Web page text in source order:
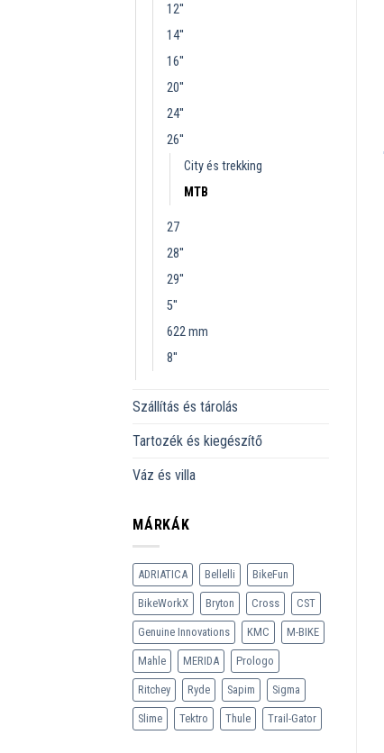
12''
14''
16''
20''
24''
26''
City és trekking
MTB
27
28''
29''
5''
622 mm
8''
Szállítás és tárolás
Tartozék és kiegészítő
Váz és villa
MÁRKÁK
ADRIATICA Bellelli BikeFun
BikeWorkX Bryton Cross CST
Genuine Innovations KMC M-BIKE
Mahle MERIDA Prologo
Ritchey Ryde Sapim Sigma
Slime Tektro Thule Trail-Gator